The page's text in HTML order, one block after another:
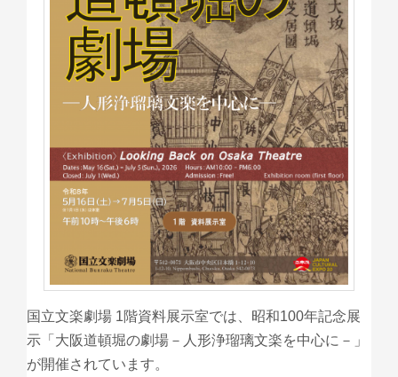
国立文楽劇場 1階資料展示室では、昭和100年記念展
示「大阪道頓堀の劇場－人形浄瑠璃文楽を中心に－」
が開催されています。